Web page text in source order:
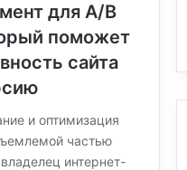
для A/B
поможет
сайта
и оптимизация
частью
интернет-